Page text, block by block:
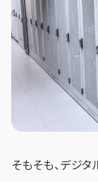
そもそも、デジ